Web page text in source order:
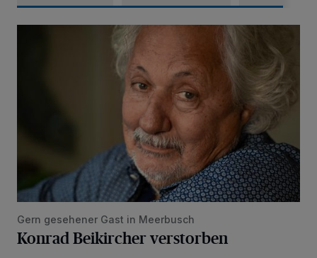
Konrad Beikircher verstorben
Gern gesehener Gast in Meerbusch
Konrad Beikircher verstorben